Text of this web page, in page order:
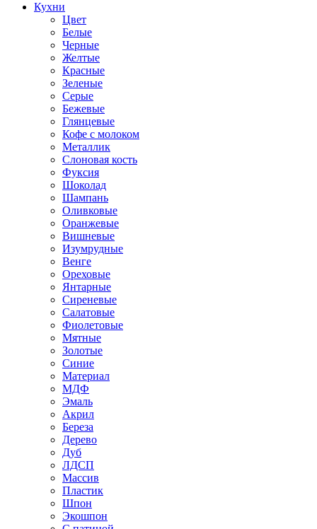
Кухни
Цвет
Белые
Черные
Желтые
Красные
Зеленые
Серые
Бежевые
Глянцевые
Кофе с молоком
Металлик
Слоновая кость
Фуксия
Шоколад
Шампань
Оливковые
Оранжевые
Вишневые
Изумрудные
Венге
Ореховые
Янтарные
Сиреневые
Салатовые
Фиолетовые
Мятные
Золотые
Синие
Материал
МДФ
Эмаль
Акрил
Береза
Дерево
Дуб
ЛДСП
Массив
Пластик
Шпон
Экошпон